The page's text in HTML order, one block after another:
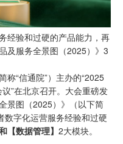
经验和过硬的产品能力，再
及服务全景图（2025）》3
称“信通院”）主办的“2025
”在北京召开。大会重磅发
景图（2025）》（以下简
数字化运营服务经验和过硬
【数据管理】 2大模块。